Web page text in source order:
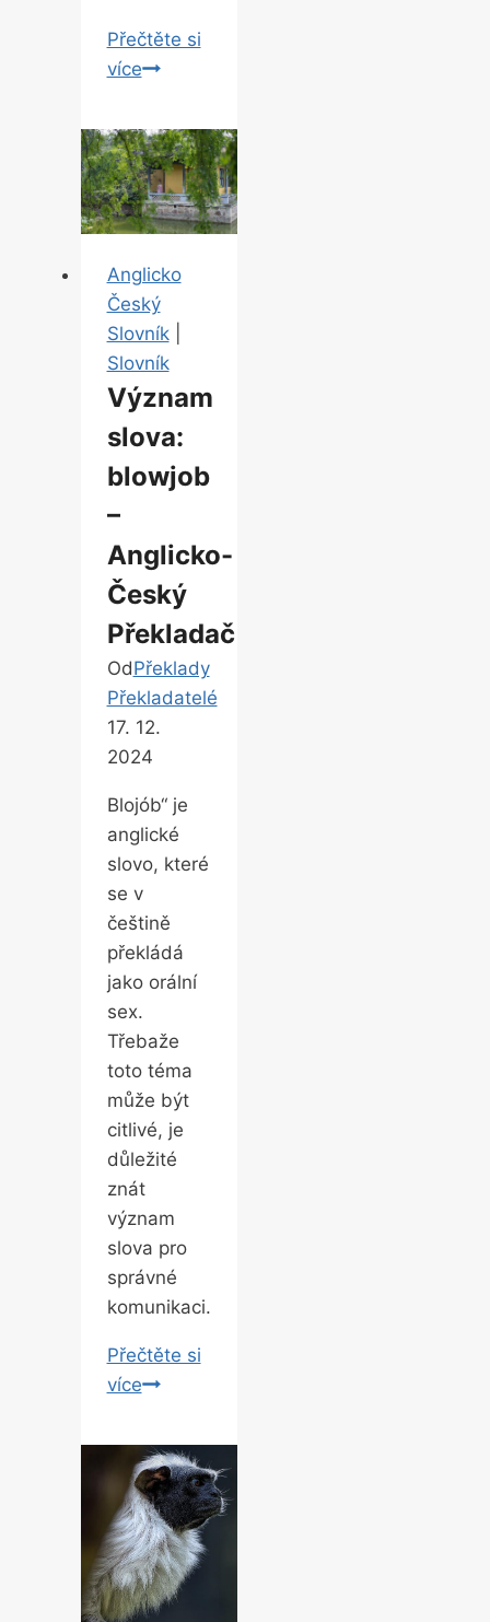
Přečtěte si
vícePřeklad“
„
Anglicko
Český
Slovník|
Slovník
Význam
slova:
blowjob
–
Anglicko-
Český
Překladač
OdPřeklady
Překladatelé
17. 12.
2024
Blojób“ je
anglické
slovo, které
se v
češtině
překládá
jako orální
sex.
Třebaže
toto téma
může být
citlivé, je
důležité
znát
význam
slova pro
správné
komunikaci.
Přečtěte si
víceVýznam
blowjob
–
Anglicko-
Český
Překladač